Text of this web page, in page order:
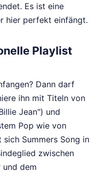
Es ist eine
hier perfekt einfängt.
Playlist
Dann darf
ihn mit Titeln von
Jean") und
Pop wie von
Summers Song in
zwischen
und dem